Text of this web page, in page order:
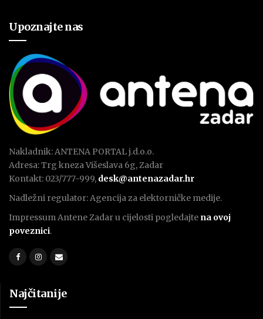
Upoznajte nas
Nakladnik: ANTENA PORTAL j.d.o.o.
Adresa: Trg kneza Višeslava 6g, Zadar
Kontakt: 023/777-999, desk@antenazadar.hr
Nadležni regulator: Agencija za elektorničke medije.
Impressum Antene Zadar u cijelosti pogledajte na ovoj
poveznici.
Najčitanije